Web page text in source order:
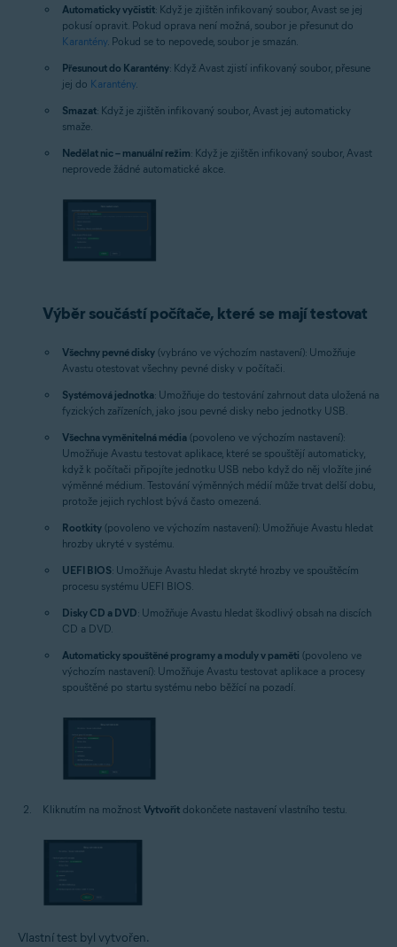
Automaticky vyčistit: Když je zjištěn infikovaný soubor, Avast se jej
pokusí opravit. Pokud oprava není možná, soubor je přesunut do
Karantény . Pokud se to nepovede, soubor je smazán.
Přesunout do Karantény: Když Avast zjistí infikovaný soubor, přesune
jej do Karantény
Smazat: Když je zjištěn infikovaný soubor, Avast jej automaticky
smaže.
Nedělat nic – manuální režim: Když je zjištěn infikovaný soubor, Avast
neprovede žádné automatické akce.
Výběr součástí počítače, které se mají testovat
Všechny pevné disky (vybráno ve výchozím nastavení): Umožňuje
Avastu otestovat všechny pevné disky v počítači.
Systémová jednotka: Umožňuje do testování zahrnout data uložená na
fyzických zařízeních, jako jsou pevné disky nebo jednotky USB.
Všechna vyměnitelná média (povoleno ve výchozím nastavení):
Umožňuje Avastu testovat aplikace, které se spouštějí automaticky,
když k počítači připojíte jednotku USB nebo když do něj vložíte jiné
výměnné médium. Testování výměnných médií může trvat delší dobu,
protože jejich rychlost bývá často omezená.
Rootkity (povoleno ve výchozím nastavení): Umožňuje Avastu hledat
hrozby ukryté v systému.
UEFI BIOS: Umožňuje Avastu hledat skryté hrozby ve spouštěcím
procesu systému UEFI BIOS.
Disky CD a DVD: Umožňuje Avastu hledat škodlivý obsah na discích
CD a DVD.
Automaticky spouštěné programy a moduly v paměti (povoleno ve
výchozím nastavení): Umožňuje Avastu testovat aplikace a procesy
spouštěné po startu systému nebo běžící na pozadí.
Kliknutím na možnost Vytvořit dokončete nastavení vlastního testu.
Vlastní test byl vytvořen.